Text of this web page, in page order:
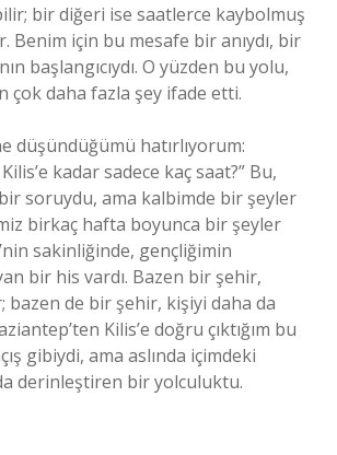
bir diğeri ise saatlerce kaybolmuş
Benim için bu mesafe bir anıydı, bir
başlangıcıydı. O yüzden bu yolu,
çok daha fazla şey ifade etti.
düşündüğümü hatırlıyorum:
kadar sadece kaç saat?” Bu,
soruydu, ama kalbimde bir şeyler
birkaç hafta boyunca bir şeyler
sakinliğinde, gençliğimin
bir his vardı. Bazen bir şehir,
bazen de bir şehir, kişiyi daha da
Kilis’e doğru çıktığım bu
gibiydi, ama aslında içimdeki
derinleştiren bir yolculuktu.